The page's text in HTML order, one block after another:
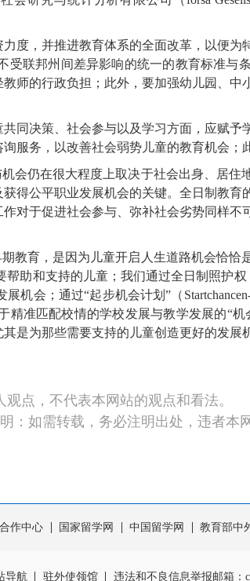
，并推进教育体系的全面改革，以便为
联邦州间差异影响的统一的教育标准与
师的行政负担；此外，要加强幼儿园、
决策、社会参与以及学习方面，应赋予
服务，以改善社会弱势儿童的教育机会；
仍在很大程度上取决于社会出身、居住
得公平职业发展机会的关键。全日制教
对于促进社会参与、弥补社会劣势同样不
育，是因为儿童开启人生道路机会恰恰
助和支持的儿童；我们通过全日制照护权
会；通过“起步机会计划”（
准匹配校情的学校发展与教学发展的“
是为那些需要支持的儿童创造更好的发展
点，不代表本网站的观点和看法。
：如需转载，务必注明出处，违者本
作中心 国家留学网 中国留学网 教育部中
导航 驻外使领馆 违法和不良信息举报邮箱：